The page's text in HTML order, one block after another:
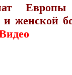
женской